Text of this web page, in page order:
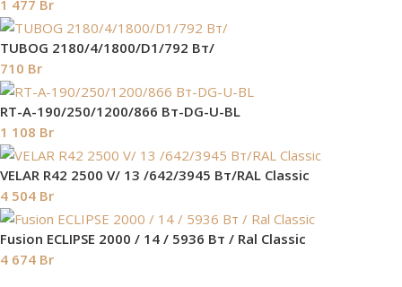
1 477 Br
TUBOG 2180/4/1800/D1/792 Вт/
710 Br
RT-A-190/250/1200/866 Вт-DG-U-BL
1 108 Br
VELAR R42 2500 V/ 13 /642/3945 Вт/RAL Classic
4 504 Br
Fusion ECLIPSE 2000 / 14 / 5936 Вт / Ral Classic
4 674 Br